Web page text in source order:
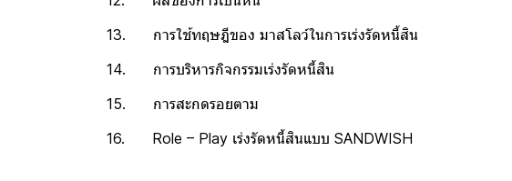
13. การใช้ทฤษฎีของ มาสโลว์ในการเร่งรัดหนี้สิน
14. การบริหารกิจกรรมเร่งรัดหนี้สิน
15. การสะกดรอยตาม
16. Role – Play เร่งรัดหนี้สินแบบ SANDWISH